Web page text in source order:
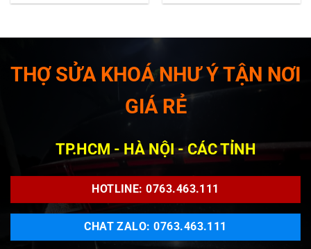
THỢ SỬA KHOÁ NHƯ Ý TẬN NƠI
GIÁ RẺ
TP.HCM - HÀ NỘI - CÁC TỈNH
HOTLINE: 0763.463.111
CHAT ZALO: 0763.463.111